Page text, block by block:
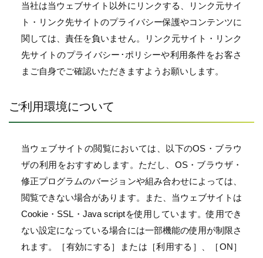
当社は当ウェブサイト以外にリンクする、リンク元サイ
ト・リンク先サイトのプライバシー保護やコンテンツに
関しては、責任を負いません。リンク元サイト・リンク
先サイトのプライバシー･ポリシーや利用条件をお客さ
まご自身でご確認いただきますようお願いします。
ご利用環境について
当ウェブサイトの閲覧においては、以下のOS・ブラウ
ザの利用をおすすめします。ただし、OS・ブラウザ・
修正プログラムのバージョンや組み合わせによっては、
閲覧できない場合があります。また、当ウェブサイトは
Cookie・SSL・Java scriptを使用しています。使用でき
ない設定になっている場合には一部機能の使用が制限さ
れます。［有効にする］または［利用する］、［ON］